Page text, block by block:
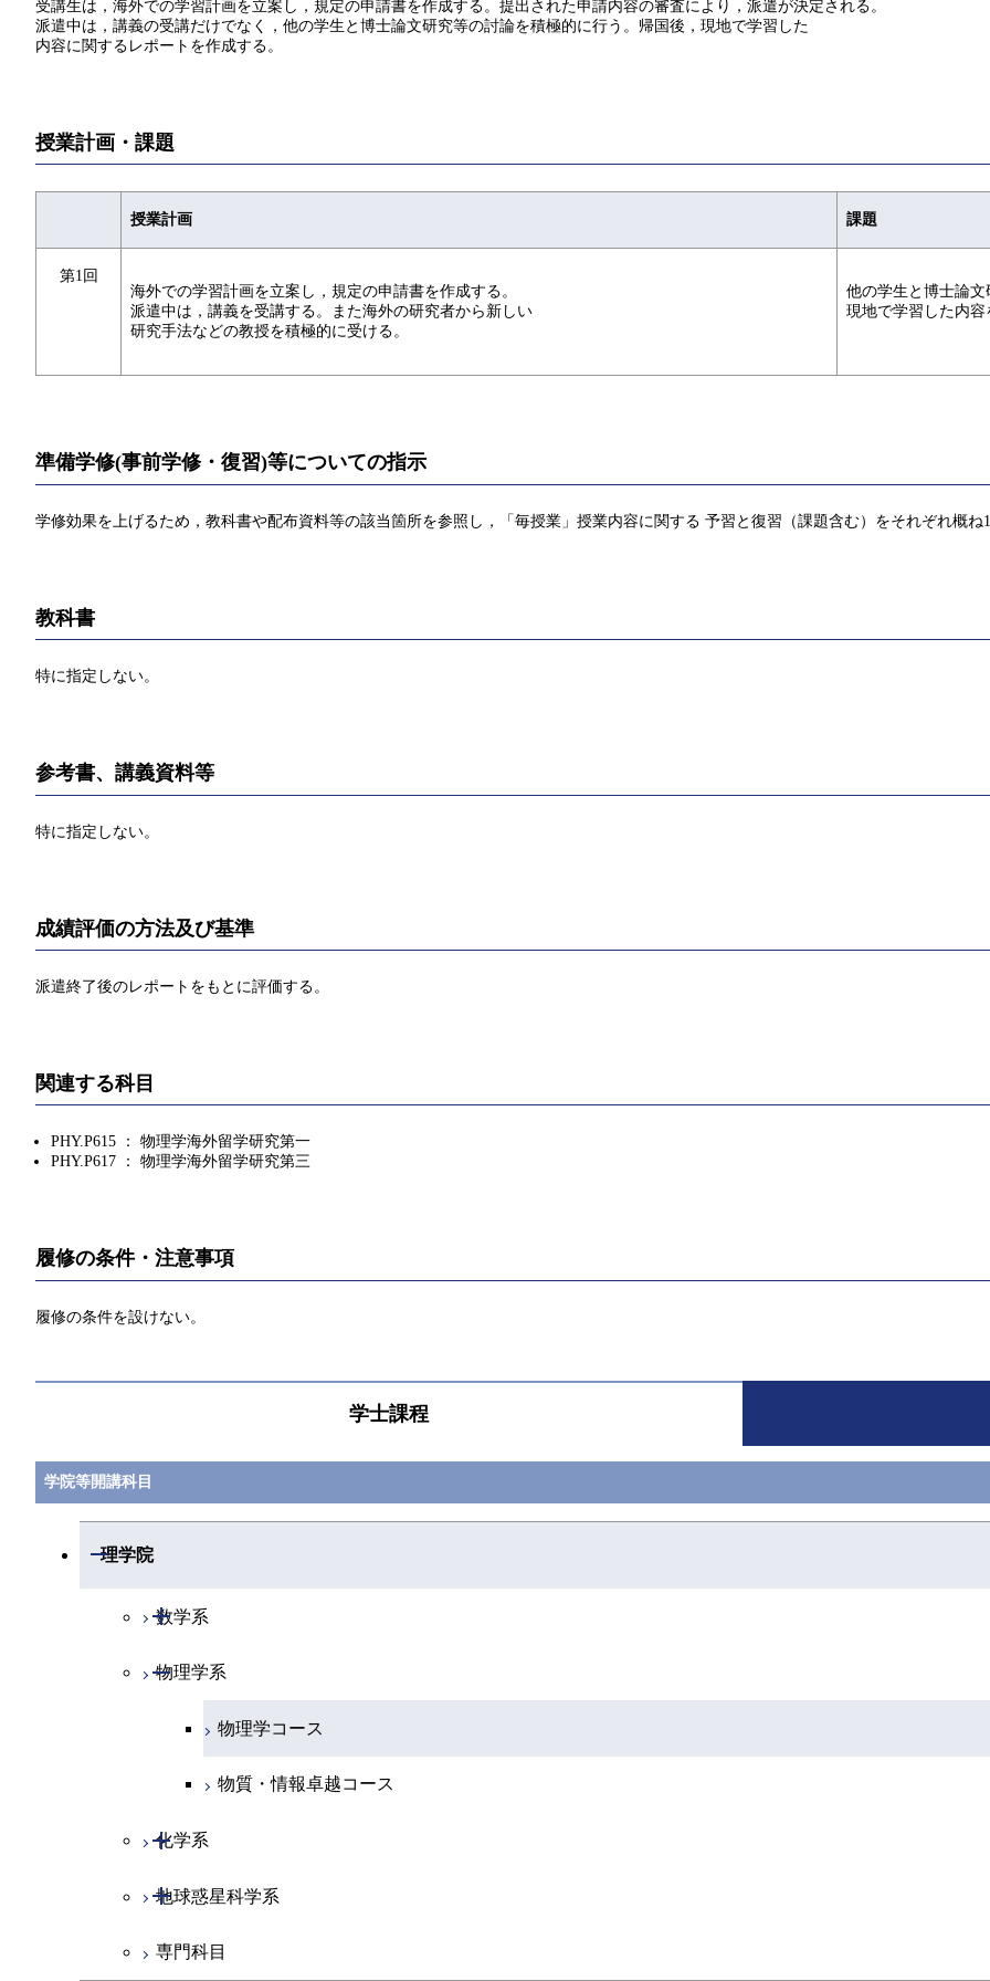
受講生は，海外での学習計画を立案し，規定の申請書を作成する。提出された申請内容の審査により，派遣が決定される。
派遣中は，講義の受講だけでなく，他の学生と博士論文研究等の討論を積極的に行う。帰国後，現地で学習した
内容に関するレポートを作成する。
授業計画・課題
授業計画 課題
第1回
海外での学習計画を立案し，規定の申請書を作成する。
派遣中は，講義を受講する。また海外の研究者から新しい
研究手法などの教授を積極的に受ける。
他の学生と博士論文
現地で学習した内
準備学修(事前学修・復習)等についての指示
学修効果を上げるため，教科書や配布資料等の該当箇所を参照し，「毎授業」授業内容に関する 予習と復習（課題含む）をそれぞれ概ね
教科書
特に指定しない。
参考書、講義資料等
特に指定しない。
成績評価の方法及び基準
派遣終了後のレポートをもとに評価する。
関連する科目
PHY.P615 ： 物理学海外留学研究第一
PHY.P617 ： 物理学海外留学研究第三
履修の条件・注意事項
履修の条件を設けない。
学士課程
学院等開講科目
理学院
開閉
数学系
開閉
数学コース
物理学系
開閉
物理学コース
物質・情報卓越コース
化学系
開閉
化学コース
エネルギーコース
地球惑星科学系
開閉
地球惑星科学コース
専門科目